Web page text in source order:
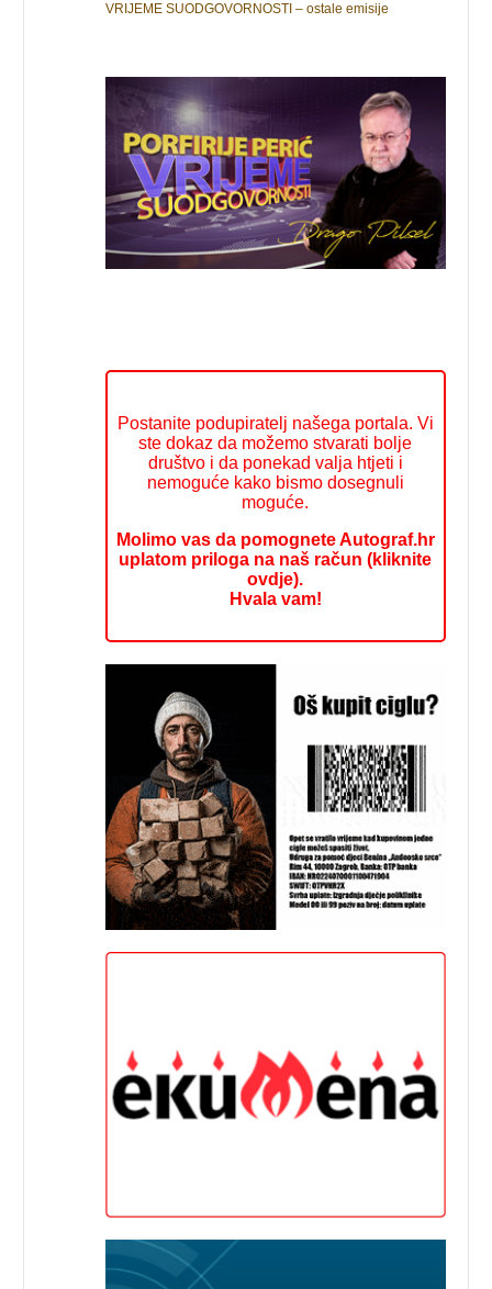
VRIJEME SUODGOVORNOSTI – ostale emisije
Postanite podupiratelj našega portala. Vi
ste dokaz da možemo stvarati bolje
društvo i da ponekad valja htjeti i
nemoguće kako bismo dosegnuli
moguće.
Molimo vas da pomognete Autograf.hr
uplatom priloga na naš račun (kliknite
ovdje).
Hvala vam!